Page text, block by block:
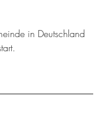
in Deutschland